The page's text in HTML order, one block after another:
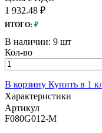
1 932.48 ₽
ИТОГО: ₽
В наличии: 9 шт
Кол-во
В корзину Купить в 1
Характеристики
Артикул
F080G012-M